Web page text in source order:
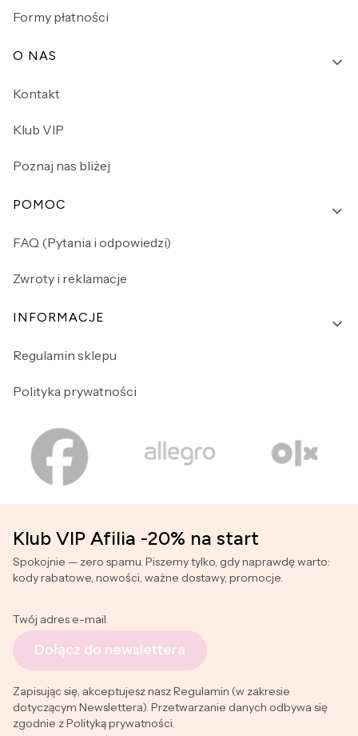
Formy płatności
O NAS
Kontakt
Klub VIP
Poznaj nas bliżej
POMOC
FAQ (Pytania i odpowiedzi)
Zwroty i reklamacje
INFORMACJE
Regulamin sklepu
Polityka prywatności
Klub VIP Afilia -20% na start
Spokojnie — zero spamu. Piszemy tylko, gdy naprawdę warto:
kody rabatowe, nowości, ważne dostawy, promocje.
Twój adres e-mail
Dołącz do newslettera
Zapisując się, akceptujesz nasz Regulamin (w zakresie
dotyczącym Newslettera). Przetwarzanie danych odbywa się
zgodnie z Polityką prywatności.